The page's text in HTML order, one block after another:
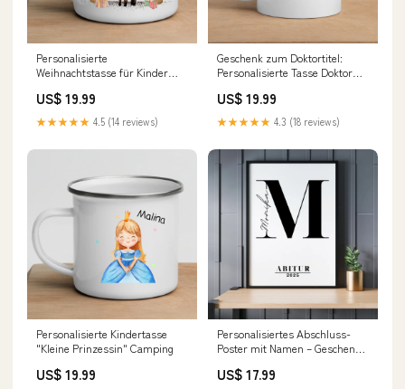
Personalisierte
Weihnachtstasse für Kinder
Product:Enamel mug
US$ 19.99
★★★★★ 4.5 (14 reviews)
Geschenk zum Doktortitel:
Personalisierte Tasse Doktor
cup
US$ 19.99
★★★★★ 4.3 (18 reviews)
Personalisierte Kindertasse
"Kleine Prinzessin" Camping
US$ 19.99
Personalisiertes Abschluss-
Poster mit Namen – Geschenk
(420x297mm)
US$ 17.99